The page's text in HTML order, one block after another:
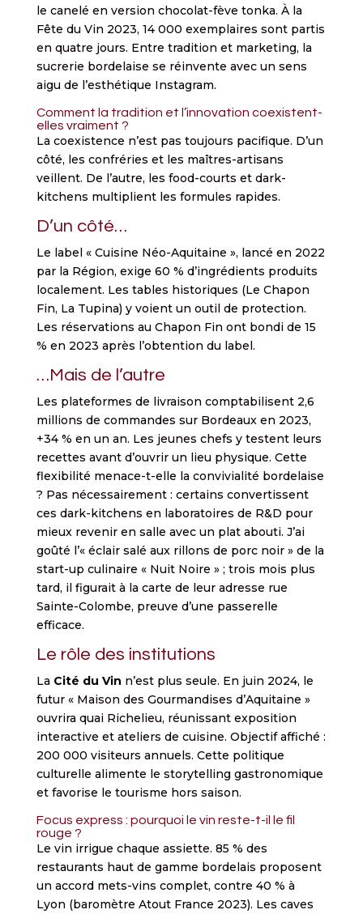
le canelé en version chocolat-fève tonka. À la
Fête du Vin 2023, 14 000 exemplaires sont partis
en quatre jours. Entre tradition et marketing, la
sucrerie bordelaise se réinvente avec un sens
aigu de l’esthétique Instagram.
Comment la tradition et l’innovation coexistent-
elles vraiment ?
La coexistence n’est pas toujours pacifique. D’un
côté, les confréries et les maîtres-artisans
veillent. De l’autre, les food-courts et dark-
kitchens multiplient les formules rapides.
D’un côté…
Le label « Cuisine Néo-Aquitaine », lancé en 2022
par la Région, exige 60 % d’ingrédients produits
localement. Les tables historiques (Le Chapon
Fin, La Tupina) y voient un outil de protection.
Les réservations au Chapon Fin ont bondi de 15
% en 2023 après l’obtention du label.
…Mais de l’autre
Les plateformes de livraison comptabilisent 2,6
millions de commandes sur Bordeaux en 2023,
+34 % en un an. Les jeunes chefs y testent leurs
recettes avant d’ouvrir un lieu physique. Cette
flexibilité menace-t-elle la convivialité bordelaise
? Pas nécessairement : certains convertissent
ces dark-kitchens en laboratoires de R&D pour
mieux revenir en salle avec un plat abouti. J’ai
goûté l’« éclair salé aux rillons de porc noir » de la
start-up culinaire « Nuit Noire » ; trois mois plus
tard, il figurait à la carte de leur adresse rue
Sainte-Colombe, preuve d’une passerelle
efficace.
Le rôle des institutions
La Cité du Vin n’est plus seule. En juin 2024, le
futur « Maison des Gourmandises d’Aquitaine »
ouvrira quai Richelieu, réunissant exposition
interactive et ateliers de cuisine. Objectif affiché :
200 000 visiteurs annuels. Cette politique
culturelle alimente le storytelling gastronomique
et favorise le tourisme hors saison.
Focus express : pourquoi le vin reste-t-il le fil
rouge ?
Le vin irrigue chaque assiette. 85 % des
restaurants haut de gamme bordelais proposent
un accord mets-vins complet, contre 40 % à
Lyon (baromètre Atout France 2023). Les caves